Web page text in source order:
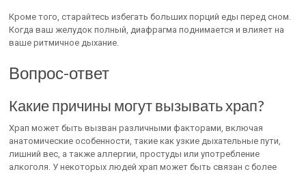
Кроме того, старайтесь избегать больших порций еды перед сном.
Когда ваш желудок полный, диафрагма поднимается и влияет на
ваше ритмичное дыхание.
Вопрос-ответ
Какие причины могут вызывать храп?
Храп может быть вызван различными факторами, включая
анатомические особенности, такие как узкие дыхательные пути,
лишний вес, а также аллергии, простуды или употребление
алкоголя. У некоторых людей храп может быть связан с более